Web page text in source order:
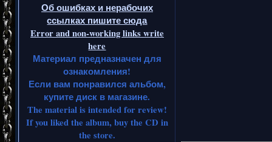
Об ошибках и нерабочих
ссылках пишите сюда
Error and non-working links write
here
Материал предназначен для
ознакомления!
Если вам понравился альбом,
купите диск в магазине.
The material is intended for review!
If you liked the album, buy the CD in
the store.